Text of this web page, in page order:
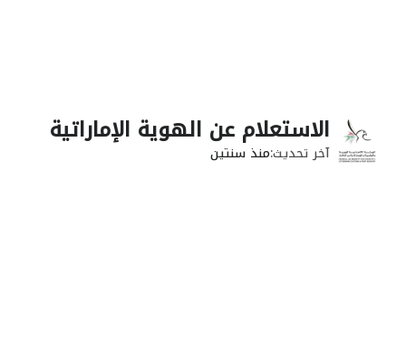
الاستعلام عن الهوية الإماراتية
آخر تحديثمنذ سنتين